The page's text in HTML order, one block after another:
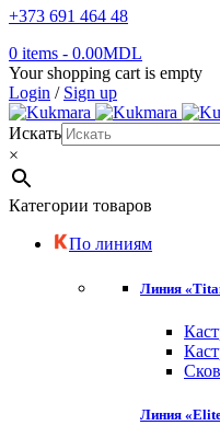
+373 691 464 48
0 items - 0.00MDL
Your shopping cart is empty
Login / Sign up
Искать
×
Категории товаров
По линиям
Линия
Линия